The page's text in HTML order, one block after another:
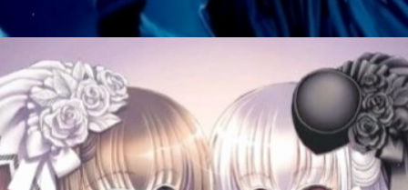
Đang mở https://manhua.edu.vn/anh-ac-quy-mau-lanh